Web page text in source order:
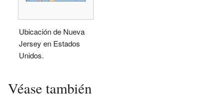
Ubicación de Nueva
Jersey en Estados
Unidos.
Véase también